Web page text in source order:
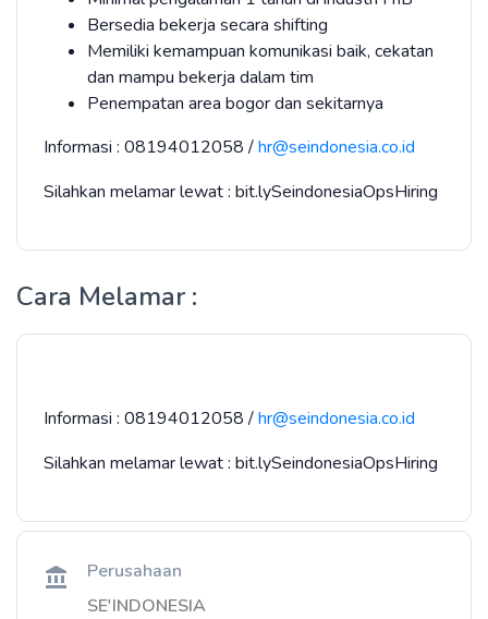
Bersedia bekerja secara shifting
Memiliki kemampuan komunikasi baik, cekatan
dan mampu bekerja dalam tim
Penempatan area bogor dan sekitarnya
Informasi : 08194012058 /hr@seindonesia.co.id
Silahkan melamar lewat : bit.lySeindonesiaOpsHiring
Cara Melamar :
Informasi : 08194012058 /hr@seindonesia.co.id
Silahkan melamar lewat : bit.lySeindonesiaOpsHiring
Perusahaan
SE'INDONESIA